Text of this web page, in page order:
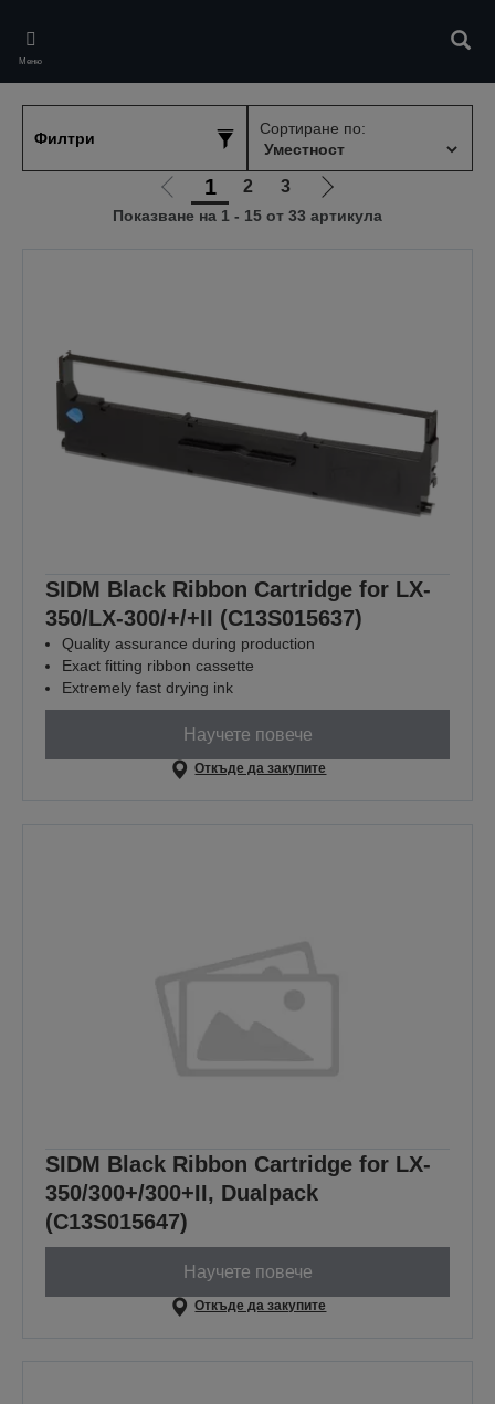
main
content
Меню
Филтри
Сортиране по:
Отиди
на
1 2 3
Отиди
на
Показване на 1 - 15 от 33 артикула
SIDM Black Ribbon Cartridge for LX-
350/LX-300/+/+II (C13S015637)
Quality assurance during production
Exact fitting ribbon cassette
Extremely fast drying ink
Научете повече
Откъде да закупите
SIDM Black Ribbon Cartridge for LX-
350/300+/300+II, Dualpack
(C13S015647)
Научете повече
Откъде да закупите